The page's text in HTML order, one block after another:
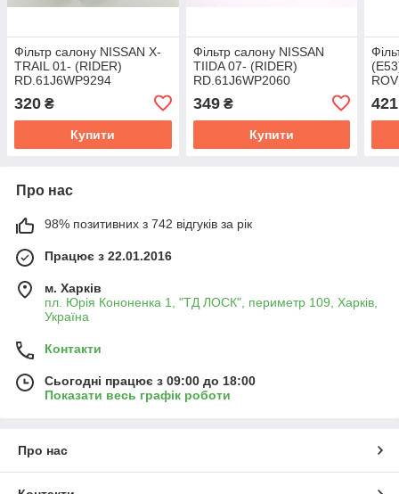
Фільтр салону NISSAN X-
TRAIL 01- (RIDER)
RD.61J6WP9294
320 ₴
Купити
Фільтр салону NISSAN
TIIDA 07- (RIDER)
RD.61J6WP2060
349₴
Купити
421
Про нас
98% позитивних з 742 відгуків за рік
Працює з 22.01.2016
м. Харків
пл. Юрія Кононенка 1, "ТД ЛОСК", периметр 109, Харків,
Україна
Контакти
Сьогодні працює з 09:00 до 18:00
Показати весь графік роботи
Про нас